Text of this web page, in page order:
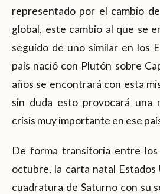
representado por el cambio
global, este cambio al que se
seguido de uno similar en los
país nació con Plutón sobre
años se encontrará con esta
sin duda esto provocará una
crisis muy importante en ese
De forma transitoria entre
octubre, la carta natal Estados
cuadratura de Saturno con su